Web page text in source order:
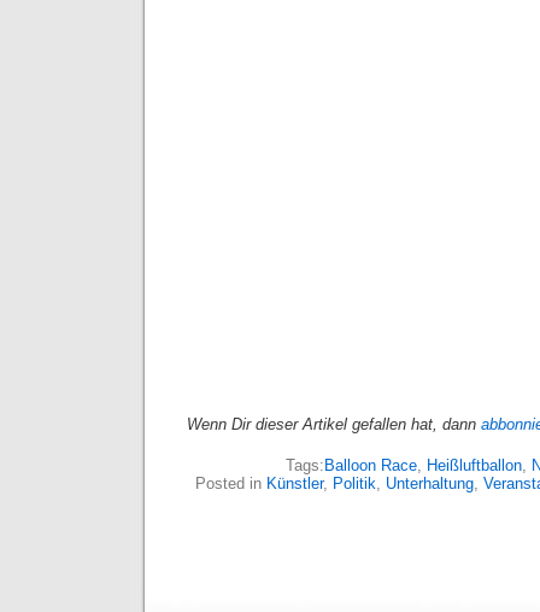
Wenn Dir dieser Artikel gefallen hat, dann
Tags: Balloon Race, Heißluftballon,
Posted in Künstler, Politik, Unterhaltung,